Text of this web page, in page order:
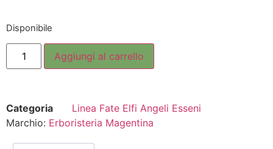
Disponibile
Aggiungi al carrello
Categoria
Linea Fate Elfi Angeli Esseni
Marchio: Erboristeria Magentina